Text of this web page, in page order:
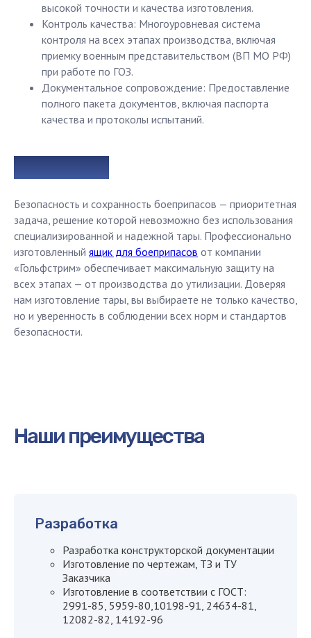
высокой точности и качества изготовления.
Контроль качества: Многоуровневая система
контроля на всех этапах производства, включая
приемку военным представительством (ВП МО РФ)
при работе по ГОЗ.
Документальное сопровождение: Предоставление
полного пакета документов, включая паспорта
качества и протоколы испытаний.
Заключение
Безопасность и сохранность боеприпасов — приоритетная
задача, решение которой невозможно без использования
специализированной и надежной тары. Профессионально
изготовленный ящик для боеприпасов от компании
«Гольфстрим» обеспечивает максимальную защиту на
всех этапах — от производства до утилизации. Доверяя
нам изготовление тары, вы выбираете не только качество,
но и уверенность в соблюдении всех норм и стандартов
безопасности.
Наши преимущества
Разработка
Разработка конструкторской документации
Изготовление по чертежам, ТЗ и ТУ
Заказчика
Изготовление в соответствии с ГОСТ:
2991-85, 5959-80,10198-91, 24634-81,
12082-82, 14192-96
Рассчитайте стоимость или
оставьте заявку
+7